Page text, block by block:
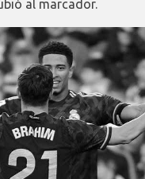
al marcador.